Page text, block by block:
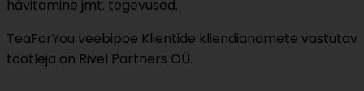
hävitamine jmt. tegevused.
TeaForYou veebipoe Klientide kliendiandmete vastutav
töötleja on Rivel Partners OÜ.